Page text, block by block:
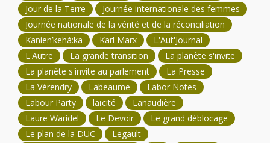
Jour de la Terre
Journée internationale des femmes
Journée nationale de la vérité et de la réconciliation
Kanien’kehá:ka
Karl Marx
L'Aut'Journal
L'Autre
La grande transition
La planète s'invite
La planète s'invite au parlement
La Presse
La Vérendry
Labeaume
Labor Notes
Labour Party
laïcité
Lanaudière
Laure Waridel
Le Devoir
Le grand déblocage
Le plan de la DUC
Legault